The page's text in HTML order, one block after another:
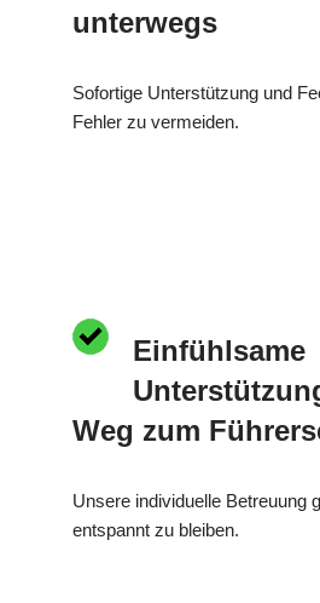
unterwegs
Sofortige Unterstützung und
Fehler zu vermeiden.
Einfühlsame
Weg zum
Unsere individuelle Betreuung
entspannt zu bleiben.